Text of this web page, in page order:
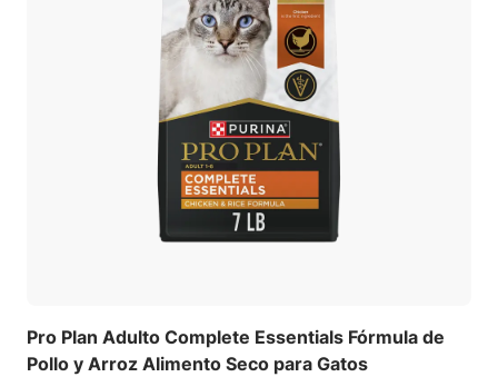
Pro Plan Adulto Complete Essentials Fórmula de
Pollo y Arroz Alimento Seco para Gatos